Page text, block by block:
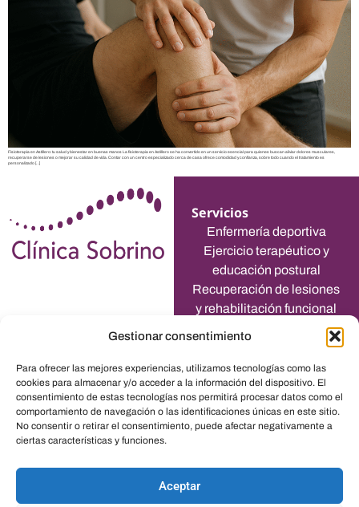
Gestionar consentimiento
Para ofrecer las mejores experiencias, utilizamos tecnologías como las
cookies para almacenar y/o acceder a la información del dispositivo. El
consentimiento de estas tecnologías nos permitirá procesar datos como el
comportamiento de navegación o las identificaciones únicas en este sitio.
No consentir o retirar el consentimiento, puede afectar negativamente a
ciertas características y funciones.
Aceptar
Fisioterapia en Astillero: tu salud y bienestar en buenas manos La fisioterapia en Astillero se ha convertido en un servicio esencial para quienes buscan aliviar dolores musculares,
recuperarse de lesiones o mejorar su calidad de vida. Contar con un centro especializado cerca de casa ofrece comodidad y confianza, sobre todo cuando el tratamiento es
personalizado […]
Servicios
Enfermería deportiva
Ejercicio terapéutico y
educación postural
Recuperación de lesiones
y rehabilitación funcional
09:00 a 21:00
Y horas a convenir
Aviso legal, Política
de Privacidad y
Transparencia